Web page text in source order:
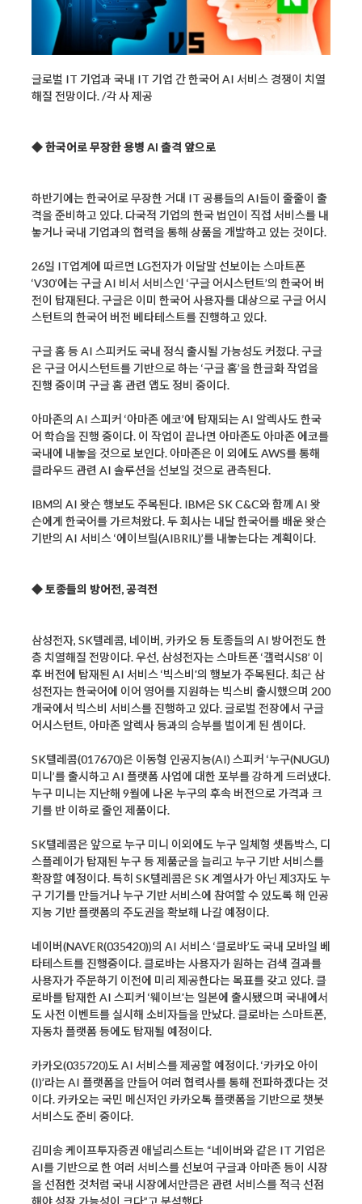
글로벌 IT 기업과 국내 IT 기업 간 한국어 AI 서비스 경쟁이 치열
해질 전망이다. /각 사 제공
◆ 한국어로 무장한 용병 AI 출격 앞으로
하반기에는 한국어로 무장한 거대 IT 공룡들의 AI들이 줄줄이 출
격을 준비하고 있다. 다국적 기업의 한국 법인이 직접 서비스를 내
놓거나 국내 기업과의 협력을 통해 상품을 개발하고 있는 것이다.
26일 IT업계에 따르면 LG전자가 이달말 선보이는 스마트폰
‘V30’에는 구글 AI 비서 서비스인 ‘구글 어시스턴트’의 한국어 버
전이 탑재된다. 구글은 이미 한국어 사용자를 대상으로 구글 어시
스턴트의 한국어 버전 베타테스트를 진행하고 있다.
구글 홈 등 AI 스피커도 국내 정식 출시될 가능성도 커졌다. 구글
은 구글 어시스턴트를 기반으로 하는 ‘구글 홈’을 한글화 작업을
진행 중이며 구글 홈 관련 앱도 정비 중이다.
아마존의 AI 스피커 ‘아마존 에코’에 탑재되는 AI 알렉사도 한국
어 학습을 진행 중이다. 이 작업이 끝나면 아마존도 아마존 에코를
국내에 내놓을 것으로 보인다. 아마존은 이 외에도 AWS를 통해
클라우드 관련 AI 솔루션을 선보일 것으로 관측된다.
IBM의 AI 왓슨 행보도 주목된다. IBM은 SK C&C와 함께 AI 왓
슨에게 한국어를 가르쳐왔다. 두 회사는 내달 한국어를 배운 왓슨
기반의 AI 서비스 ‘에이브릴(AIBRIL)’를 내놓는다는 계획이다.
◆ 토종들의 방어전, 공격전
삼성전자, SK텔레콤, 네이버, 카카오 등 토종들의 AI 방어전도 한
층 치열해질 전망이다. 우선, 삼성전자는 스마트폰 ‘갤럭시S8’ 이
후 버전에 탑재된 AI 서비스 ‘빅스비'의 행보가 주목된다. 최근 삼
성전자는 한국어에 이어 영어를 지원하는 빅스비 출시했으며 200
개국에서 빅스비 서비스를 진행하고 있다. 글로벌 전장에서 구글
어시스턴트, 아마존 알렉사 등과의 승부를 벌이게 된 셈이다.
SK텔레콤(017670)은 이동형 인공지능(AI) 스피커 ‘누구(NUGU)
미니’를 출시하고 AI 플랫폼 사업에 대한 포부를 강하게 드러냈다.
누구 미니는 지난해 9월에 나온 누구의 후속 버전으로 가격과 크
기를 반 이하로 줄인 제품이다.
SK텔레콤은 앞으로 누구 미니 이외에도 누구 일체형 셋톱박스, 디
스플레이가 탑재된 누구 등 제품군을 늘리고 누구 기반 서비스를
확장할 예정이다. 특히 SK텔레콤은 SK 계열사가 아닌 제3자도 누
구 기기를 만들거나 누구 기반 서비스에 참여할 수 있도록 해 인공
지능 기반 플랫폼의 주도권을 확보해 나갈 예정이다.
네이버(NAVER(035420))의 AI 서비스 ‘클로바’도 국내 모바일 베
타테스트를 진행중이다. 클로바는 사용자가 원하는 검색 결과를
사용자가 주문하기 이전에 미리 제공한다는 목표를 갖고 있다. 클
로바를 탑재한 AI 스피커 ‘웨이브'는 일본에 출시됐으며 국내에서
도 사전 이벤트를 실시해 소비자들을 만났다. 클로바는 스마트폰,
자동차 플랫폼 등에도 탑재될 예정이다.
카카오(035720)도 AI 서비스를 제공할 예정이다. ‘카카오 아이
(I)’라는 AI 플랫폼을 만들어 여러 협력사를 통해 전파하겠다는 것
이다. 카카오는 국민 메신저인 카카오톡 플랫폼을 기반으로 챗봇
서비스도 준비 중이다.
김미송 케이프투자증권 애널리스트는 “네이버와 같은 IT 기업은
AI를 기반으로 한 여러 서비스를 선보여 구글과 아마존 등이 시장
을 선점한 것처럼 국내 시장에서만큼은 관련 서비스를 적극 선점
해야 성장 가능성이 크다”고 분석했다.